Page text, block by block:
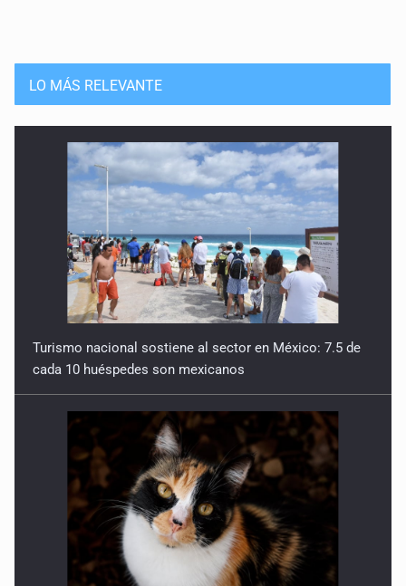
LO MÁS RELEVANTE
Turismo nacional sostiene al sector en México: 7.5 de
cada 10 huéspedes son mexicanos